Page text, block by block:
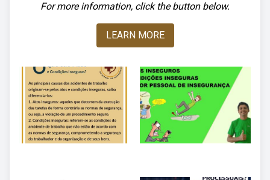
For more information, click the button below.
LEARN MORE